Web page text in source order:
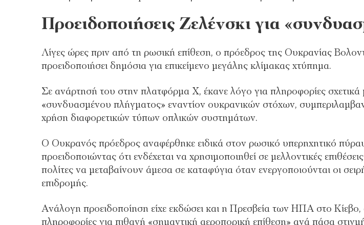
Προειδοποιήσεις Ζελένσκι για
Λίγες ώρες πριν από τη ρωσική επίθεση, ο πρόεδρος της Ουκρανίας
προειδοποιήσει δημόσια για επικείμενο μεγάλης κλίμακας χτύπημα.
Σε ανάρτησή του στην πλατφόρμα X, έκανε λόγο για πληροφορίες σχετικά
«συνδυασμένου πλήγματος» εναντίον ουκρανικών στόχων,
χρήση διαφορετικών τύπων οπλικών συστημάτων.
Ο Ουκρανός πρόεδρος αναφέρθηκε ειδικά στον ρωσικό υπερηχητικό
προειδοποιώντας ότι ενδέχεται να χρησιμοποιηθεί σε μελλοντικές
πολίτες να μεταβαίνουν άμεσα σε καταφύγια όταν ενεργοποιούνται οι
επιδρομής.
Ανάλογη προειδοποίηση είχε εκδώσει και η Πρεσβεία των ΗΠΑ στο Κίεβο,
πληροφορίες για πιθανή «σημαντική αεροπορική επίθεση» ανά πάσα